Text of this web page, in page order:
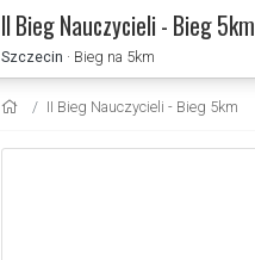
II Bieg Nauczycieli - Bieg 5km
Szczecin · Bieg na 5km
II Bieg Nauczycieli - Bieg 5km